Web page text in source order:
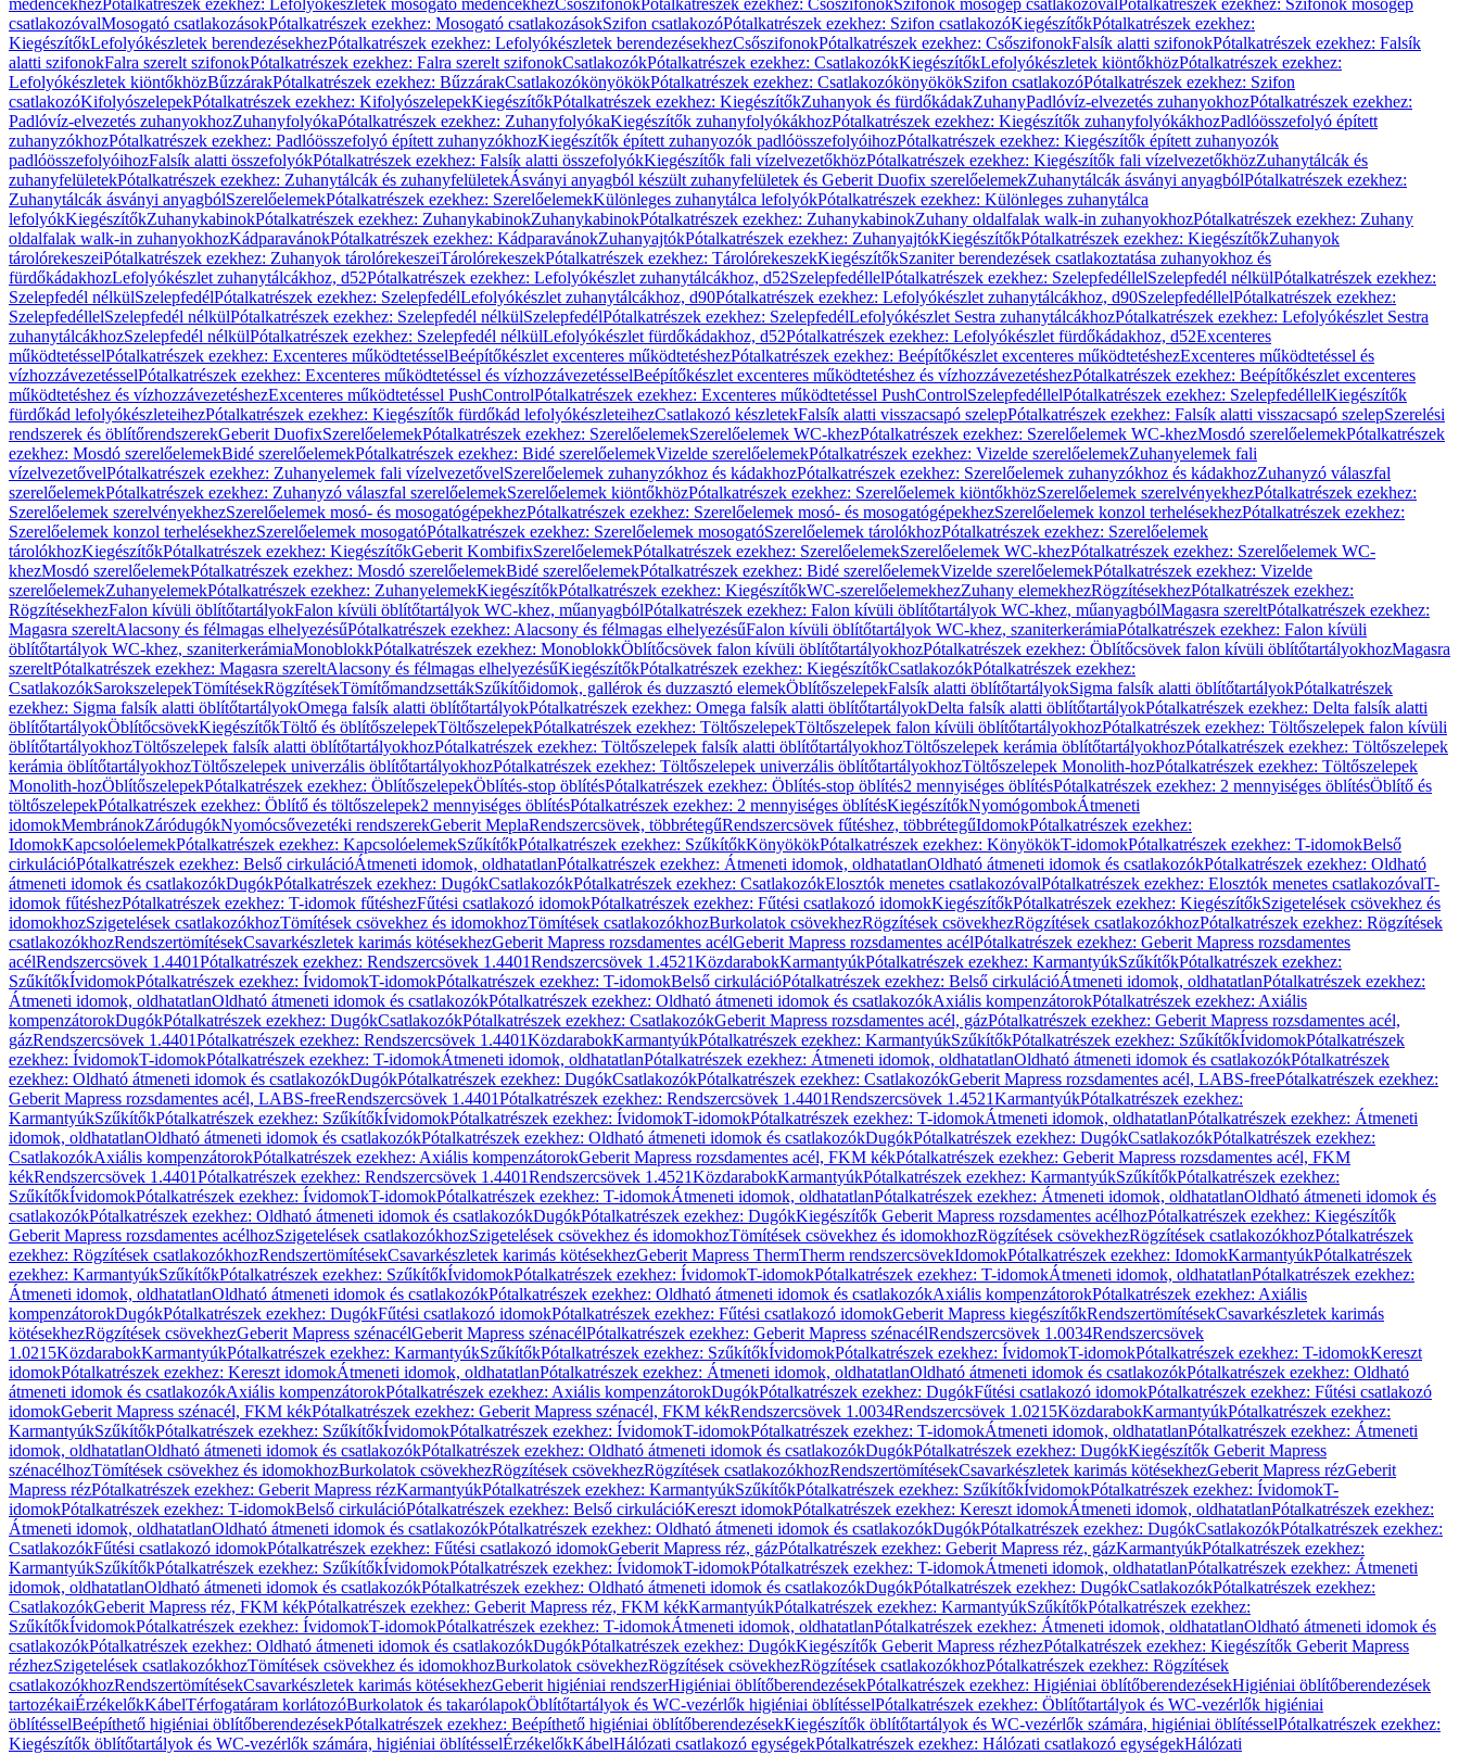
medencékhezPótalkatrészek ezekhez: Lefolyókészletek mosogató medencékhezCsőszifonokPótalkatrészek ezekhez: CsőszifonokSzifonok mosógép csatlakozóvalPótalkatrészek ezekhez: Szifonok mosógép
csatlakozóvalMosogató csatlakozásokPótalkatrészek ezekhez: Mosogató csatlakozásokSzifon csatlakozóPótalkatrészek ezekhez: Szifon csatlakozóKiegészítőkPótalkatrészek ezekhez:
KiegészítőkLefolyókészletek berendezésekhezPótalkatrészek ezekhez: Lefolyókészletek berendezésekhezCsőszifonokPótalkatrészek ezekhez: CsőszifonokFalsík alatti szifonokPótalkatrészek ezekhez: Falsík
alatti szifonokFalra szerelt szifonokPótalkatrészek ezekhez: Falra szerelt szifonokCsatlakozókPótalkatrészek ezekhez: CsatlakozókKiegészítőkLefolyókészletek kiöntőkhözPótalkatrészek ezekhez:
Lefolyókészletek kiöntőkhözBűzzárakPótalkatrészek ezekhez: BűzzárakCsatlakozókönyökökPótalkatrészek ezekhez: CsatlakozókönyökökSzifon csatlakozóPótalkatrészek ezekhez: Szifon
csatlakozóKifolyószelepekPótalkatrészek ezekhez: KifolyószelepekKiegészítőkPótalkatrészek ezekhez: KiegészítőkZuhanyok és fürdőkádakZuhanyPadlóvíz-elvezetés zuhanyokhozPótalkatrészek ezekhez:
Padlóvíz-elvezetés zuhanyokhozZuhanyfolyókaPótalkatrészek ezekhez: ZuhanyfolyókaKiegészítők zuhanyfolyókákhozPótalkatrészek ezekhez: Kiegészítők zuhanyfolyókákhozPadlóösszefolyó épített
zuhanyzókhozPótalkatrészek ezekhez: Padlóösszefolyó épített zuhanyzókhozKiegészítők épített zuhanyozók padlóösszefolyóihozPótalkatrészek ezekhez: Kiegészítők épített zuhanyozók
padlóösszefolyóihozFalsík alatti összefolyókPótalkatrészek ezekhez: Falsík alatti összefolyókKiegészítők fali vízelvezetőkhözPótalkatrészek ezekhez: Kiegészítők fali vízelvezetőkhözZuhanytálcák és
zuhanyfelületekPótalkatrészek ezekhez: Zuhanytálcák és zuhanyfelületekÁsványi anyagból készült zuhanyfelületek és Geberit Duofix szerelőelemekZuhanytálcák ásványi anyagbólPótalkatrészek ezekhez:
Zuhanytálcák ásványi anyagbólSzerelőelemekPótalkatrészek ezekhez: SzerelőelemekKülönleges zuhanytálca lefolyókPótalkatrészek ezekhez: Különleges zuhanytálca
lefolyókKiegészítőkZuhanykabinokPótalkatrészek ezekhez: ZuhanykabinokZuhanykabinokPótalkatrészek ezekhez: ZuhanykabinokZuhany oldalfalak walk-in zuhanyokhozPótalkatrészek ezekhez: Zuhany
oldalfalak walk-in zuhanyokhozKádparavánokPótalkatrészek ezekhez: KádparavánokZuhanyajtókPótalkatrészek ezekhez: ZuhanyajtókKiegészítőkPótalkatrészek ezekhez: KiegészítőkZuhanyok
tárolórekeszeiPótalkatrészek ezekhez: Zuhanyok tárolórekeszeiTárolórekeszekPótalkatrészek ezekhez: TárolórekeszekKiegészítőkSzaniter berendezések csatlakoztatása zuhanyokhoz és
fürdőkádakhozLefolyókészlet zuhanytálcákhoz, d52Pótalkatrészek ezekhez: Lefolyókészlet zuhanytálcákhoz, d52SzelepfedéllelPótalkatrészek ezekhez: SzelepfedéllelSzelepfedél nélkülPótalkatrészek ezekhez:
Szelepfedél nélkülSzelepfedélPótalkatrészek ezekhez: SzelepfedélLefolyókészlet zuhanytálcákhoz, d90Pótalkatrészek ezekhez: Lefolyókészlet zuhanytálcákhoz, d90SzelepfedéllelPótalkatrészek ezekhez:
SzelepfedéllelSzelepfedél nélkülPótalkatrészek ezekhez: Szelepfedél nélkülSzelepfedélPótalkatrészek ezekhez: SzelepfedélLefolyókészlet Sestra zuhanytálcákhozPótalkatrészek ezekhez: Lefolyókészlet Sestra
zuhanytálcákhozSzelepfedél nélkülPótalkatrészek ezekhez: Szelepfedél nélkülLefolyókészlet fürdőkádakhoz, d52Pótalkatrészek ezekhez: Lefolyókészlet fürdőkádakhoz, d52Excenteres
működtetésselPótalkatrészek ezekhez: Excenteres működtetésselBeépítőkészlet excenteres működtetéshezPótalkatrészek ezekhez: Beépítőkészlet excenteres működtetéshezExcenteres működtetéssel és
vízhozzávezetésselPótalkatrészek ezekhez: Excenteres működtetéssel és vízhozzávezetésselBeépítőkészlet excenteres működtetéshez és vízhozzávezetéshezPótalkatrészek ezekhez: Beépítőkészlet excenteres
működtetéshez és vízhozzávezetéshezExcenteres működtetéssel PushControlPótalkatrészek ezekhez: Excenteres működtetéssel PushControlSzelepfedéllelPótalkatrészek ezekhez: SzelepfedéllelKiegészítők
fürdőkád lefolyókészleteihezPótalkatrészek ezekhez: Kiegészítők fürdőkád lefolyókészleteihezCsatlakozó készletekFalsík alatti visszacsapó szelepPótalkatrészek ezekhez: Falsík alatti visszacsapó szelepSzerelési
rendszerek és öblítőrendszerekGeberit DuofixSzerelőelemekPótalkatrészek ezekhez: SzerelőelemekSzerelőelemek WC-khezPótalkatrészek ezekhez: Szerelőelemek WC-khezMosdó szerelőelemekPótalkatrészek
ezekhez: Mosdó szerelőelemekBidé szerelőelemekPótalkatrészek ezekhez: Bidé szerelőelemekVizelde szerelőelemekPótalkatrészek ezekhez: Vizelde szerelőelemekZuhanyelemek fali
vízelvezetővelPótalkatrészek ezekhez: Zuhanyelemek fali vízelvezetővelSzerelőelemek zuhanyzókhoz és kádakhozPótalkatrészek ezekhez: Szerelőelemek zuhanyzókhoz és kádakhozZuhanyzó válaszfal
szerelőelemekPótalkatrészek ezekhez: Zuhanyzó válaszfal szerelőelemekSzerelőelemek kiöntőkhözPótalkatrészek ezekhez: Szerelőelemek kiöntőkhözSzerelőelemek szerelvényekhezPótalkatrészek ezekhez:
Szerelőelemek szerelvényekhezSzerelőelemek mosó- és mosogatógépekhezPótalkatrészek ezekhez: Szerelőelemek mosó- és mosogatógépekhezSzerelőelemek konzol terhelésekhezPótalkatrészek ezekhez:
Szerelőelemek konzol terhelésekhezSzerelőelemek mosogatóPótalkatrészek ezekhez: Szerelőelemek mosogatóSzerelőelemek tárolókhozPótalkatrészek ezekhez: Szerelőelemek
tárolókhozKiegészítőkPótalkatrészek ezekhez: KiegészítőkGeberit KombifixSzerelőelemekPótalkatrészek ezekhez: SzerelőelemekSzerelőelemek WC-khezPótalkatrészek ezekhez: Szerelőelemek WC-
khezMosdó szerelőelemekPótalkatrészek ezekhez: Mosdó szerelőelemekBidé szerelőelemekPótalkatrészek ezekhez: Bidé szerelőelemekVizelde szerelőelemekPótalkatrészek ezekhez: Vizelde
szerelőelemekZuhanyelemekPótalkatrészek ezekhez: ZuhanyelemekKiegészítőkPótalkatrészek ezekhez: KiegészítőkWC-szerelőelemekhezZuhany elemekhezRögzítésekhezPótalkatrészek ezekhez:
RögzítésekhezFalon kívüli öblítőtartályokFalon kívüli öblítőtartályok WC-khez, műanyagbólPótalkatrészek ezekhez: Falon kívüli öblítőtartályok WC-khez, műanyagbólMagasra szereltPótalkatrészek ezekhez:
Magasra szereltAlacsony és félmagas elhelyezésűPótalkatrészek ezekhez: Alacsony és félmagas elhelyezésűFalon kívüli öblítőtartályok WC-khez, szaniterkerámiaPótalkatrészek ezekhez: Falon kívüli
öblítőtartályok WC-khez, szaniterkerámiaMonoblokkPótalkatrészek ezekhez: MonoblokkÖblítőcsövek falon kívüli öblítőtartályokhozPótalkatrészek ezekhez: Öblítőcsövek falon kívüli öblítőtartályokhozMagasra
szereltPótalkatrészek ezekhez: Magasra szereltAlacsony és félmagas elhelyezésűKiegészítőkPótalkatrészek ezekhez: KiegészítőkCsatlakozókPótalkatrészek ezekhez:
CsatlakozókSarokszelepekTömítésekRögzítésekTömítőmandzsettákSzűkítőidomok, gallérok és duzzasztó elemekÖblítőszelepekFalsík alatti öblítőtartályokSigma falsík alatti öblítőtartályokPótalkatrészek
ezekhez: Sigma falsík alatti öblítőtartályokOmega falsík alatti öblítőtartályokPótalkatrészek ezekhez: Omega falsík alatti öblítőtartályokDelta falsík alatti öblítőtartályokPótalkatrészek ezekhez: Delta falsík alatti
öblítőtartályokÖblítőcsövekKiegészítőkTöltő és öblítőszelepekTöltőszelepekPótalkatrészek ezekhez: TöltőszelepekTöltőszelepek falon kívüli öblítőtartályokhozPótalkatrészek ezekhez: Töltőszelepek falon kívüli
öblítőtartályokhozTöltőszelepek falsík alatti öblítőtartályokhozPótalkatrészek ezekhez: Töltőszelepek falsík alatti öblítőtartályokhozTöltőszelepek kerámia öblítőtartályokhozPótalkatrészek ezekhez: Töltőszelepek
kerámia öblítőtartályokhozTöltőszelepek univerzális öblítőtartályokhozPótalkatrészek ezekhez: Töltőszelepek univerzális öblítőtartályokhozTöltőszelepek Monolith-hozPótalkatrészek ezekhez: Töltőszelepek
Monolith-hozÖblítőszelepekPótalkatrészek ezekhez: ÖblítőszelepekÖblítés-stop öblítésPótalkatrészek ezekhez: Öblítés-stop öblítés2 mennyiséges öblítésPótalkatrészek ezekhez: 2 mennyiséges öblítésÖblítő és
töltőszelepekPótalkatrészek ezekhez: Öblítő és töltőszelepek2 mennyiséges öblítésPótalkatrészek ezekhez: 2 mennyiséges öblítésKiegészítőkNyomógombokÁtmeneti
idomokMembránokZáródugókNyomócsővezetéki rendszerekGeberit MeplaRendszercsövek, többrétegűRendszercsövek fűtéshez, többrétegűIdomokPótalkatrészek ezekhez:
IdomokKapcsolóelemekPótalkatrészek ezekhez: KapcsolóelemekSzűkítőkPótalkatrészek ezekhez: SzűkítőkKönyökökPótalkatrészek ezekhez: KönyökökT-idomokPótalkatrészek ezekhez: T-idomokBelső
cirkulációPótalkatrészek ezekhez: Belső cirkulációÁtmeneti idomok, oldhatatlanPótalkatrészek ezekhez: Átmeneti idomok, oldhatatlanOldható átmeneti idomok és csatlakozókPótalkatrészek ezekhez: Oldható
átmeneti idomok és csatlakozókDugókPótalkatrészek ezekhez: DugókCsatlakozókPótalkatrészek ezekhez: CsatlakozókElosztók menetes csatlakozóvalPótalkatrészek ezekhez: Elosztók menetes csatlakozóvalT-
idomok fűtéshezPótalkatrészek ezekhez: T-idomok fűtéshezFűtési csatlakozó idomokPótalkatrészek ezekhez: Fűtési csatlakozó idomokKiegészítőkPótalkatrészek ezekhez: KiegészítőkSzigetelések csövekhez és
idomokhozSzigetelések csatlakozókhozTömítések csövekhez és idomokhozTömítések csatlakozókhozBurkolatok csövekhezRögzítések csövekhezRögzítések csatlakozókhozPótalkatrészek ezekhez: Rögzítések
csatlakozókhozRendszertömítésekCsavarkészletek karimás kötésekhezGeberit Mapress rozsdamentes acélGeberit Mapress rozsdamentes acélPótalkatrészek ezekhez: Geberit Mapress rozsdamentes
acélRendszercsövek 1.4401Pótalkatrészek ezekhez: Rendszercsövek 1.4401Rendszercsövek 1.4521KözdarabokKarmantyúkPótalkatrészek ezekhez: KarmantyúkSzűkítőkPótalkatrészek ezekhez:
SzűkítőkÍvidomokPótalkatrészek ezekhez: ÍvidomokT-idomokPótalkatrészek ezekhez: T-idomokBelső cirkulációPótalkatrészek ezekhez: Belső cirkulációÁtmeneti idomok, oldhatatlanPótalkatrészek ezekhez:
Átmeneti idomok, oldhatatlanOldható átmeneti idomok és csatlakozókPótalkatrészek ezekhez: Oldható átmeneti idomok és csatlakozókAxiális kompenzátorokPótalkatrészek ezekhez: Axiális
kompenzátorokDugókPótalkatrészek ezekhez: DugókCsatlakozókPótalkatrészek ezekhez: CsatlakozókGeberit Mapress rozsdamentes acél, gázPótalkatrészek ezekhez: Geberit Mapress rozsdamentes acél,
gázRendszercsövek 1.4401Pótalkatrészek ezekhez: Rendszercsövek 1.4401KözdarabokKarmantyúkPótalkatrészek ezekhez: KarmantyúkSzűkítőkPótalkatrészek ezekhez: SzűkítőkÍvidomokPótalkatrészek
ezekhez: ÍvidomokT-idomokPótalkatrészek ezekhez: T-idomokÁtmeneti idomok, oldhatatlanPótalkatrészek ezekhez: Átmeneti idomok, oldhatatlanOldható átmeneti idomok és csatlakozókPótalkatrészek
ezekhez: Oldható átmeneti idomok és csatlakozókDugókPótalkatrészek ezekhez: DugókCsatlakozókPótalkatrészek ezekhez: CsatlakozókGeberit Mapress rozsdamentes acél, LABS-freePótalkatrészek ezekhez:
Geberit Mapress rozsdamentes acél, LABS-freeRendszercsövek 1.4401Pótalkatrészek ezekhez: Rendszercsövek 1.4401Rendszercsövek 1.4521KarmantyúkPótalkatrészek ezekhez:
KarmantyúkSzűkítőkPótalkatrészek ezekhez: SzűkítőkÍvidomokPótalkatrészek ezekhez: ÍvidomokT-idomokPótalkatrészek ezekhez: T-idomokÁtmeneti idomok, oldhatatlanPótalkatrészek ezekhez: Átmeneti
idomok, oldhatatlanOldható átmeneti idomok és csatlakozókPótalkatrészek ezekhez: Oldható átmeneti idomok és csatlakozókDugókPótalkatrészek ezekhez: DugókCsatlakozókPótalkatrészek ezekhez:
CsatlakozókAxiális kompenzátorokPótalkatrészek ezekhez: Axiális kompenzátorokGeberit Mapress rozsdamentes acél, FKM kékPótalkatrészek ezekhez: Geberit Mapress rozsdamentes acél, FKM
kékRendszercsövek 1.4401Pótalkatrészek ezekhez: Rendszercsövek 1.4401Rendszercsövek 1.4521KözdarabokKarmantyúkPótalkatrészek ezekhez: KarmantyúkSzűkítőkPótalkatrészek ezekhez:
SzűkítőkÍvidomokPótalkatrészek ezekhez: ÍvidomokT-idomokPótalkatrészek ezekhez: T-idomokÁtmeneti idomok, oldhatatlanPótalkatrészek ezekhez: Átmeneti idomok, oldhatatlanOldható átmeneti idomok és
csatlakozókPótalkatrészek ezekhez: Oldható átmeneti idomok és csatlakozókDugókPótalkatrészek ezekhez: DugókKiegészítők Geberit Mapress rozsdamentes acélhozPótalkatrészek ezekhez: Kiegészítők
Geberit Mapress rozsdamentes acélhozSzigetelések csatlakozókhozSzigetelések csövekhez és idomokhozTömítések csövekhez és idomokhozRögzítések csövekhezRögzítések csatlakozókhozPótalkatrészek
ezekhez: Rögzítések csatlakozókhozRendszertömítésekCsavarkészletek karimás kötésekhezGeberit Mapress ThermTherm rendszercsövekIdomokPótalkatrészek ezekhez: IdomokKarmantyúkPótalkatrészek
ezekhez: KarmantyúkSzűkítőkPótalkatrészek ezekhez: SzűkítőkÍvidomokPótalkatrészek ezekhez: ÍvidomokT-idomokPótalkatrészek ezekhez: T-idomokÁtmeneti idomok, oldhatatlanPótalkatrészek ezekhez:
Átmeneti idomok, oldhatatlanOldható átmeneti idomok és csatlakozókPótalkatrészek ezekhez: Oldható átmeneti idomok és csatlakozókAxiális kompenzátorokPótalkatrészek ezekhez: Axiális
kompenzátorokDugókPótalkatrészek ezekhez: DugókFűtési csatlakozó idomokPótalkatrészek ezekhez: Fűtési csatlakozó idomokGeberit Mapress kiegészítőkRendszertömítésekCsavarkészletek karimás
kötésekhezRögzítések csövekhezGeberit Mapress szénacélGeberit Mapress szénacélPótalkatrészek ezekhez: Geberit Mapress szénacélRendszercsövek 1.0034Rendszercsövek
1.0215KözdarabokKarmantyúkPótalkatrészek ezekhez: KarmantyúkSzűkítőkPótalkatrészek ezekhez: SzűkítőkÍvidomokPótalkatrészek ezekhez: ÍvidomokT-idomokPótalkatrészek ezekhez: T-idomokKereszt
idomokPótalkatrészek ezekhez: Kereszt idomokÁtmeneti idomok, oldhatatlanPótalkatrészek ezekhez: Átmeneti idomok, oldhatatlanOldható átmeneti idomok és csatlakozókPótalkatrészek ezekhez: Oldható
átmeneti idomok és csatlakozókAxiális kompenzátorokPótalkatrészek ezekhez: Axiális kompenzátorokDugókPótalkatrészek ezekhez: DugókFűtési csatlakozó idomokPótalkatrészek ezekhez: Fűtési csatlakozó
idomokGeberit Mapress szénacél, FKM kékPótalkatrészek ezekhez: Geberit Mapress szénacél, FKM kékRendszercsövek 1.0034Rendszercsövek 1.0215KözdarabokKarmantyúkPótalkatrészek ezekhez:
KarmantyúkSzűkítőkPótalkatrészek ezekhez: SzűkítőkÍvidomokPótalkatrészek ezekhez: ÍvidomokT-idomokPótalkatrészek ezekhez: T-idomokÁtmeneti idomok, oldhatatlanPótalkatrészek ezekhez: Átmeneti
idomok, oldhatatlanOldható átmeneti idomok és csatlakozókPótalkatrészek ezekhez: Oldható átmeneti idomok és csatlakozókDugókPótalkatrészek ezekhez: DugókKiegészítők Geberit Mapress
szénacélhozTömítések csövekhez és idomokhozBurkolatok csövekhezRögzítések csövekhezRögzítések csatlakozókhozRendszertömítésekCsavarkészletek karimás kötésekhezGeberit Mapress rézGeberit
Mapress rézPótalkatrészek ezekhez: Geberit Mapress rézKarmantyúkPótalkatrészek ezekhez: KarmantyúkSzűkítőkPótalkatrészek ezekhez: SzűkítőkÍvidomokPótalkatrészek ezekhez: ÍvidomokT-
idomokPótalkatrészek ezekhez: T-idomokBelső cirkulációPótalkatrészek ezekhez: Belső cirkulációKereszt idomokPótalkatrészek ezekhez: Kereszt idomokÁtmeneti idomok, oldhatatlanPótalkatrészek ezekhez:
Átmeneti idomok, oldhatatlanOldható átmeneti idomok és csatlakozókPótalkatrészek ezekhez: Oldható átmeneti idomok és csatlakozókDugókPótalkatrészek ezekhez: DugókCsatlakozókPótalkatrészek ezekhez:
CsatlakozókFűtési csatlakozó idomokPótalkatrészek ezekhez: Fűtési csatlakozó idomokGeberit Mapress réz, gázPótalkatrészek ezekhez: Geberit Mapress réz, gázKarmantyúkPótalkatrészek ezekhez:
KarmantyúkSzűkítőkPótalkatrészek ezekhez: SzűkítőkÍvidomokPótalkatrészek ezekhez: ÍvidomokT-idomokPótalkatrészek ezekhez: T-idomokÁtmeneti idomok, oldhatatlanPótalkatrészek ezekhez: Átmeneti
idomok, oldhatatlanOldható átmeneti idomok és csatlakozókPótalkatrészek ezekhez: Oldható átmeneti idomok és csatlakozókDugókPótalkatrészek ezekhez: DugókCsatlakozókPótalkatrészek ezekhez:
CsatlakozókGeberit Mapress réz, FKM kékPótalkatrészek ezekhez: Geberit Mapress réz, FKM kékKarmantyúkPótalkatrészek ezekhez: KarmantyúkSzűkítőkPótalkatrészek ezekhez:
SzűkítőkÍvidomokPótalkatrészek ezekhez: ÍvidomokT-idomokPótalkatrészek ezekhez: T-idomokÁtmeneti idomok, oldhatatlanPótalkatrészek ezekhez: Átmeneti idomok, oldhatatlanOldható átmeneti idomok és
csatlakozókPótalkatrészek ezekhez: Oldható átmeneti idomok és csatlakozókDugókPótalkatrészek ezekhez: DugókKiegészítők Geberit Mapress rézhezPótalkatrészek ezekhez: Kiegészítők Geberit Mapress
rézhezSzigetelések csatlakozókhozTömítések csövekhez és idomokhozBurkolatok csövekhezRögzítések csövekhezRögzítések csatlakozókhozPótalkatrészek ezekhez: Rögzítések
csatlakozókhozRendszertömítésekCsavarkészletek karimás kötésekhezGeberit higiéniai rendszerHigiéniai öblítőberendezésekPótalkatrészek ezekhez: Higiéniai öblítőberendezésekHigiéniai öblítőberendezések
tartozékaiÉrzékelőkKábelTérfogatáram korlátozóBurkolatok és takarólapokÖblítőtartályok és WC-vezérlők higiéniai öblítésselPótalkatrészek ezekhez: Öblítőtartályok és WC-vezérlők higiéniai
öblítésselBeépíthető higiéniai öblítőberendezésekPótalkatrészek ezekhez: Beépíthető higiéniai öblítőberendezésekKiegészítők öblítőtartályok és WC-vezérlők számára, higiéniai öblítésselPótalkatrészek ezekhez:
Kiegészítők öblítőtartályok és WC-vezérlők számára, higiéniai öblítésselÉrzékelőkKábelHálózati csatlakozó egységekPótalkatrészek ezekhez: Hálózati csatlakozó egységekHálózati